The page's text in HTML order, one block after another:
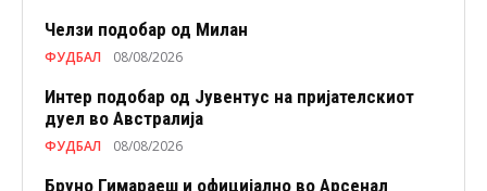
Челзи подобaр од Милан
ФУДБАЛ 08/08/2026
Интер подобар од Јувентус на пријателскиот
дуел во Австралија
ФУДБАЛ 08/08/2026
Бруно Гимараеш и официјално во Арсенал